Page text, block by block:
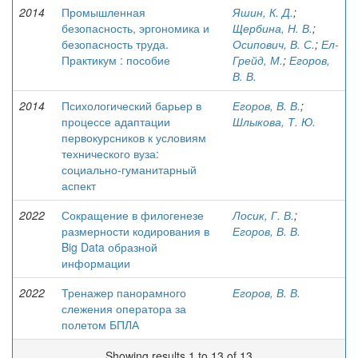
2014
Промышленная
безопасность, эргономика и
безопасность труда.
Практикум : пособие
Яшин, К. Д.;
Щербина, Н. В.;
Осипович, В. С.; Ел-
Грейд, М.; Егоров,
В. В.
2014
Психологический барьер в
процессе адаптации
первокурсников к условиям
технического вуза:
социально-гуманитарный
аспект
Егоров, В. В.;
Шлыкова, Т. Ю.
2022
Сокращение в филогенезе
размерности кодирования в
Big Data образной
информации
Лосик, Г. В.;
Егоров, В. В.
2022
Тренажер панорамного
слежения оператора за
полетом БПЛА
Егоров, В. В.